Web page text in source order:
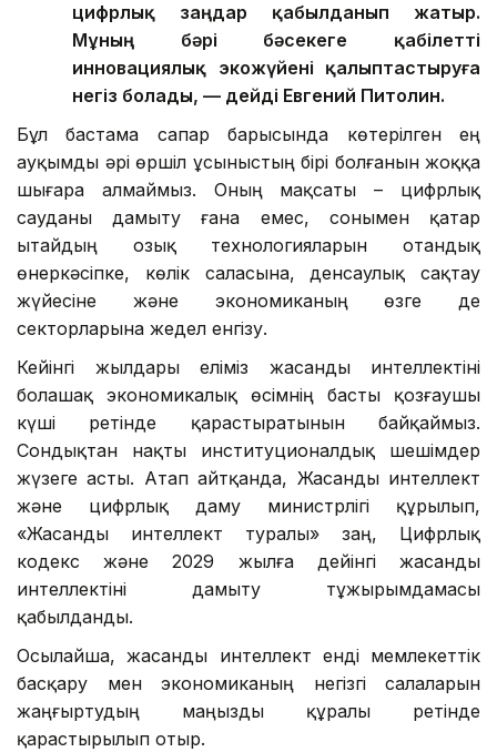
цифрлық заңдар қабылданып жатыр.
Мұның бәрі бәсекеге қабілетті
инновациялық экожүйені қалыптастыруға
негіз болады, — дейді Евгений Питолин.
Бұл бастама сапар барысында көтерілген ең
ауқымды әрі өршіл ұсыныстың бірі болғанын жоққа
шығара алмаймыз. Оның мақсаты – цифрлық
сауданы дамыту ғана емес, сонымен қатар
Қытайдың озық технологияларын отандық
өнеркәсіпке, көлік саласына, денсаулық сақтау
жүйесіне және экономиканың өзге де
секторларына жедел енгізу.
Кейінгі жылдары еліміз жасанды интеллектіні
болашақ экономикалық өсімнің басты қозғаушы
күші ретінде қарастыратынын байқаймыз.
Сондықтан нақты институционалдық шешімдер
жүзеге асты. Атап айтқанда, Жасанды интеллект
және цифрлық даму министрлігі құрылып,
«Жасанды интеллект туралы» заң, Цифрлық
кодекс және 2029 жылға дейінгі жасанды
интеллектіні дамыту тұжырымдамасы
қабылданды.
Осылайша, жасанды интеллект енді мемлекеттік
басқару мен экономиканың негізгі салаларын
жаңғыртудың маңызды құралы ретінде
қарастырылып отыр.